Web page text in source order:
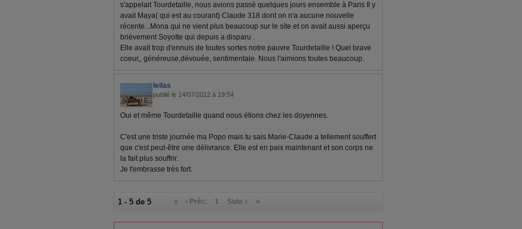
s'appelait Tourdetaille, nous avions passé quelques jours ensemble à Paris Il y
avait Maya( qui est au courant) Claude 318 dont on n'a aucune nouvelle
récente...Mona qui ne vient plus beaucoup sur le site et on avait aussi aperçu
brièvement Soyotte qui depuis a disparu .
Elle avait trop d'ennuis de toutes sortes notre pauvre Tourdetaille ! Quel brave
coeur,, généreuse,dévouée, sentimentale. Nous l'aimions toutes beaucoup.
leilas
publié le 14/07/2012 à 19:54
Oui et même Tourdetaille quand nous étions chez les doyennes.
C'est une triste journée ma Popo mais tu sais Marie-Claude a tellement souffert
que c'est peut-être une délivrance. Elle est en paix maintenant et son corps ne
la fait plus souffrir.
Je t'embrasse très fort.
1 - 5 de 5 « ‹ Préc. 1 Suiv. › »